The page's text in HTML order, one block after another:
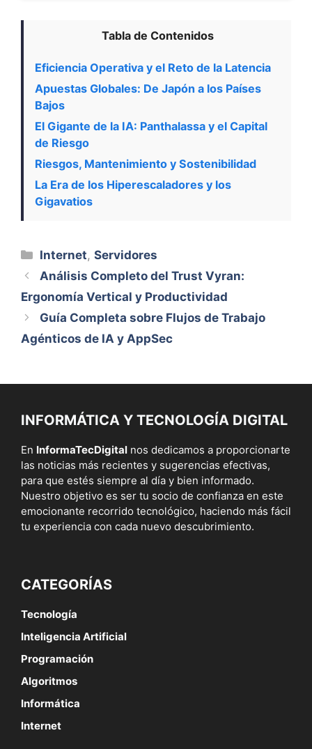
Tabla de Contenidos
Eficiencia Operativa y el Reto de la Latencia
Apuestas Globales: De Japón a los Países
Bajos
El Gigante de la IA: Panthalassa y el Capital
de Riesgo
Riesgos, Mantenimiento y Sostenibilidad
La Era de los Hiperescaladores y los
Gigavatios
Categorías
Internet,Servidores
Análisis Completo del Trust Vyran:
Ergonomía Vertical y Productividad
Guía Completa sobre Flujos de Trabajo
Agénticos de IA y AppSec
INFORMÁTICA Y TECNOLOGÍA DIGITAL
En InformaTecDigital nos dedicamos a proporcionarte
las noticias más recientes y sugerencias efectivas,
para que estés siempre al día y bien informado.
Nuestro objetivo es ser tu socio de confianza en este
emocionante recorrido tecnológico, haciendo más fácil
tu experiencia con cada nuevo descubrimiento.
CATEGORÍAS
Tecnología
Inteligencia Artificial
Programación
Algoritmos
Informática
Internet